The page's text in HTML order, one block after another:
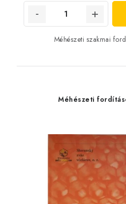
Méhészeti szakmai
Méhészeti